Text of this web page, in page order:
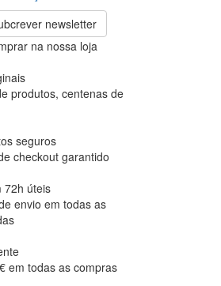
newsletter
na nossa loja
produtos, centenas de
seguros
checkout garantido
72h úteis
envio em todas as
em todas as compras